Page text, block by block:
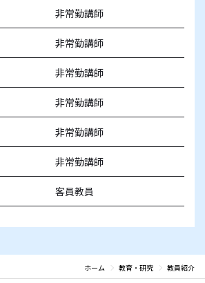
非常勤講師
非常勤講師
非常勤講師
非常勤講師
非常勤講師
非常勤講師
客員教員
ホーム 教育・研究 教員紹介